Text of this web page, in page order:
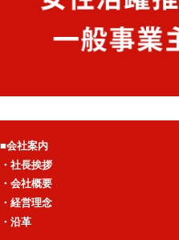
■会社案内
・社長挨拶
・会社概要
・経営理念
・沿革